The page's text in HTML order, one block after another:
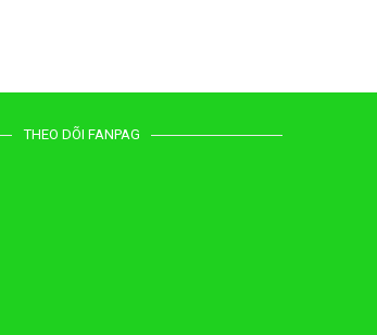
THEO DÕI FANPAG